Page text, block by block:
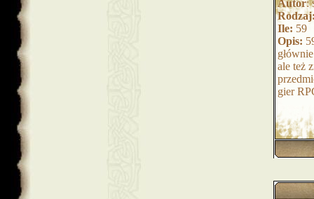
Autor:
Ile: 59
Opis:
ale też
gier